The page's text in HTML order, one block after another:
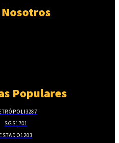
Populares
3287
SGS1701
ESTADO1203